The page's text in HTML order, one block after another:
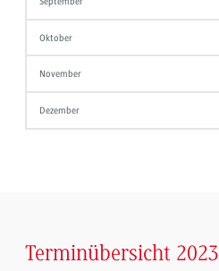
Oktober
November
Dezember
Terminübersicht 2023